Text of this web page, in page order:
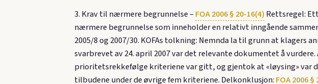
3. Krav til nærmere begrunnelse –FOA 2006 § 20-16(4) Rettsregel:
nærmere begrunnelse som inneholder en relativt inngående
2005/8 og 2007/30. KOFAs tolkning: Nemnda la til grunn at klagers
svarbrevet av 24. april 2007 var det relevante dokumentet å
prioritetsrekkefølge kriteriene var gitt, og gjentok at «løysing» var
tilbudene under de øvrige fem kriteriene. Delkonklusjon: FOA 2006 §